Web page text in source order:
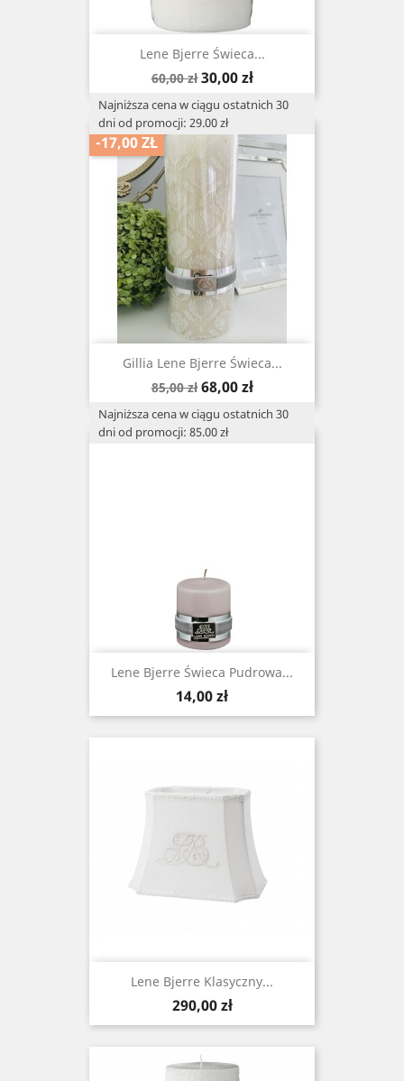
Lene Bjerre Świeca...
Cena
60,00 zł Cena
30,00 zł
Najniższa cena w ciągu ostatnich 30
dni od promocji: 29.00 zł
Gillia Lene Bjerre Świeca...
Cena
85,00 zł Cena
68,00 zł
Najniższa cena w ciągu ostatnich 30
dni od promocji: 85.00 zł
-17,00 ZŁ
Lene Bjerre Świeca Pudrowa ...
Cena
14,00 zł
Lene Bjerre Klasyczny...
Cena
290,00 zł